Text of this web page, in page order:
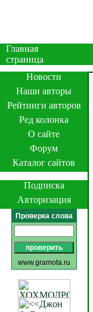
Главная
страница
Новости
Наши авторы
Рейтинги авторов
Ред колонка
О сайте
Форум
Каталог сайтов
Подписка
Авторизация
Проверка слова
www.gramota.ru